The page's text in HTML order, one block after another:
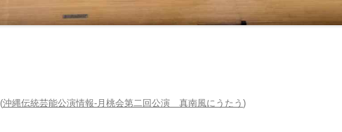
(沖縄伝統芸能公演情報-月桃会第二回公演 真南風にうたう )